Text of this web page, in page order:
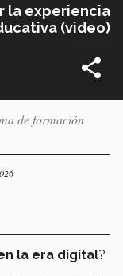
la experiencia
(video)
de formación
la era digital?